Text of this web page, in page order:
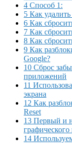
4 Способ 1:
5 Как
6 Как
7 Как
8 Как
9 Как
Google?
10 Сброс
приложений
11
экрана
12 Как
Reset
13 Первый и
14